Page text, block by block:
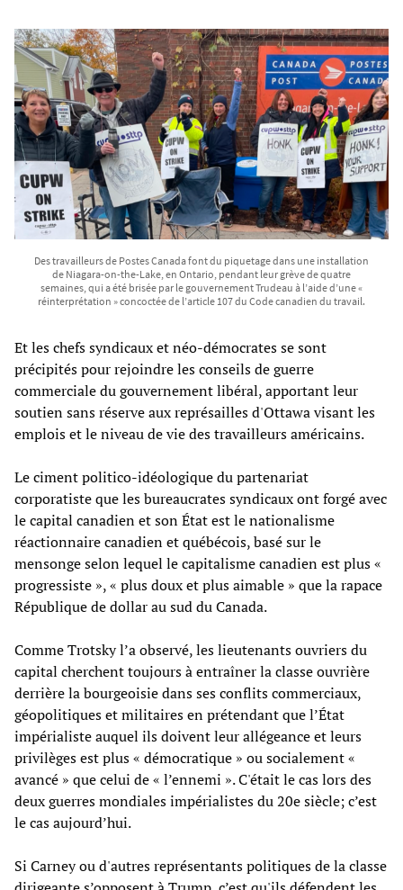
Des travailleurs de Postes Canada font du piquetage dans une installation
de Niagara-on-the-Lake, en Ontario, pendant leur grève de quatre
semaines, qui a été brisée par le gouvernement Trudeau à l’aide d’une «
réinterprétation » concoctée de l’article 107 du Code canadien du travail.
Et les chefs syndicaux et néo-démocrates se sont
précipités pour rejoindre les conseils de guerre
commerciale du gouvernement libéral, apportant leur
soutien sans réserve aux représailles d'Ottawa visant les
emplois et le niveau de vie des travailleurs américains.
Le ciment politico-idéologique du partenariat
corporatiste que les bureaucrates syndicaux ont forgé avec
le capital canadien et son État est le nationalisme
réactionnaire canadien et québécois, basé sur le
mensonge selon lequel le capitalisme canadien est plus «
progressiste », « plus doux et plus aimable » que la rapace
République de dollar au sud du Canada.
Comme Trotsky l’a observé, les lieutenants ouvriers du
capital cherchent toujours à entraîner la classe ouvrière
derrière la bourgeoisie dans ses conflits commerciaux,
géopolitiques et militaires en prétendant que l’État
impérialiste auquel ils doivent leur allégeance et leurs
privilèges est plus « démocratique » ou socialement «
avancé » que celui de « l’ennemi ». C'était le cas lors des
deux guerres mondiales impérialistes du 20e siècle; c’est
le cas aujourd’hui.
Si Carney ou d'autres représentants politiques de la classe